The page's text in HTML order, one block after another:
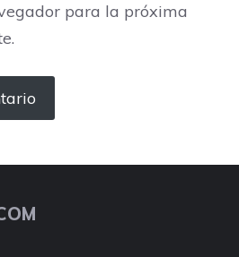
para la próxima